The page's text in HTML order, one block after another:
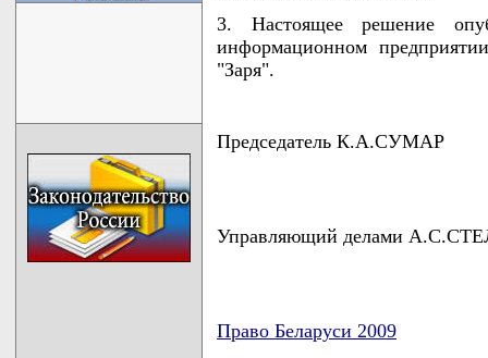
3. Настоящее решение
информационном
"Заря".
Председатель К.А.СУМАР
Управляющий делами
Право Беларуси 2009